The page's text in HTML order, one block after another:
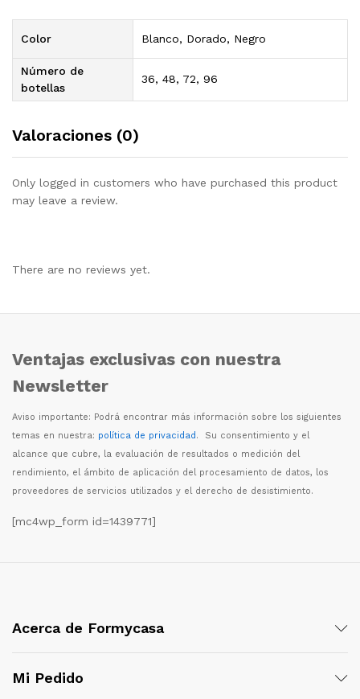
Color Blanco, Dorado, Negro
Número de
botellas
36, 48, 72, 96
Valoraciones (0)
Only logged in customers who have purchased this product
may leave a review.
There are no reviews yet.
Ventajas exclusivas con nuestra
Newsletter
Aviso importante: Podrá encontrar más información sobre los siguientes
temas en nuestra: política de privacidad. Su consentimiento y el
alcance que cubre, la evaluación de resultados o medición del
rendimiento, el ámbito de aplicación del procesamiento de datos, los
proveedores de servicios utilizados y el derecho de desistimiento.
[mc4wp_form id=1439771]
Acerca de Formycasa
Mi Pedido